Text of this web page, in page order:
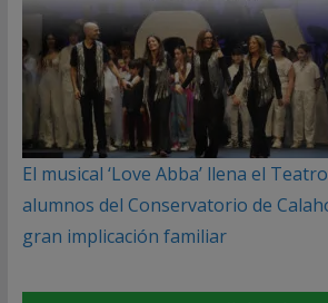
El musical ‘Love Abba’ llena el
alumnos del Conservatorio de
gran implicación familiar